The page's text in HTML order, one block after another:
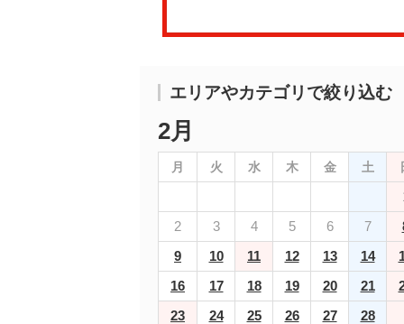
エリアやカテゴリで絞り込む
2月
月 火 水 木 金 土
2
3 4 5 6 7
9
10 11 12 13 14
16
17 18 19 20 21
23
24 25 26 27 28